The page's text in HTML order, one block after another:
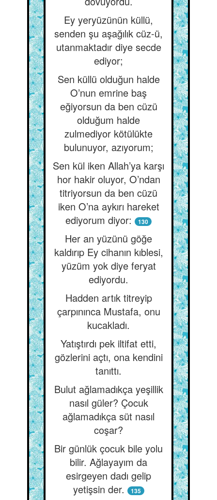
Ey yeryüzünün küllü,
senden şu aşağılık cüz-ü,
utanmaktadır diye secde
ediyor;
Sen küllü olduğun halde
O’nun emrine baş
eğiyorsun da ben cüzü
olduğum halde
zulmediyor kötülükte
bulunuyor, azıyorum;
Sen kül iken Allah’ya karşı
hor hakir oluyor, O’ndan
titriyorsun da ben cüzü
iken O’na aykırı hareket
ediyorum diyor:
130
Her an yüzünü göğe
kaldırıp Ey cihanın kıblesi,
yüzüm yok diye feryat
ediyordu.
Hadden artık titreyip
çarpınınca Mustafa, onu
kucakladı.
Yatıştırdı pek iltifat etti,
gözlerini açtı, ona kendini
tanıttı.
Bulut ağlamadıkça yeşillik
nasıl güler? Çocuk
ağlamadıkça süt nasıl
coşar?
Bir günlük çocuk bile yolu
bilir. Ağlayayım da
esirgeyen dadı gelip
yetişsin der.
135